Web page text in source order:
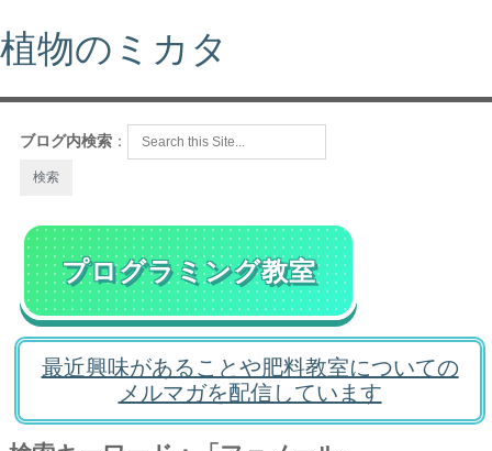
植物のミカタ
ブログ内検索 ：
プログラミング教室
最近興味があることや肥料教室についての
メルマガを配信しています